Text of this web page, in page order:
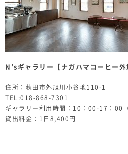
N’sギャラリー【ナガハマコーヒー外
住所：秋田市外旭川小谷地110-1
TEL:018-868-7301
ギャラリー利用時間：10：00-17：00
貸出料金：1日8,400円